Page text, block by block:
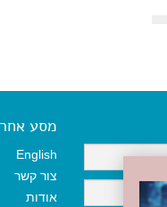
מסע אחר
English
צור קשר
אודות